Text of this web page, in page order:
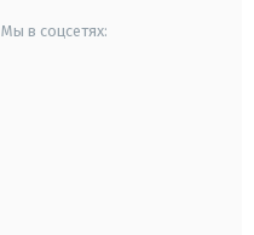
Мы в соцсетях: